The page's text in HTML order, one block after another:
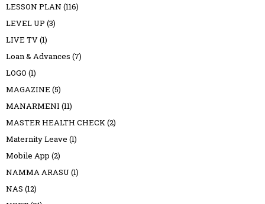
LESSON PLAN (116)
LEVEL UP (3)
LIVE TV(1)
Loan & Advances (7)
LOGO (1)
MAGAZINE (5)
MANARMENI (11)
MASTER HEALTH CHECK(2)
Maternity Leave (1)
Mobile App (2)
NAMMA ARASU (1)
NAS (12)